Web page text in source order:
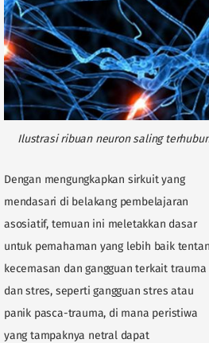
Ilustrasi ribuan neuron saling
Dengan mengungkapkan sirkuit yang
mendasari di belakang pembelajaran
asosiatif, temuan ini meletakkan dasar
untuk pemahaman yang lebih baik
kecemasan dan gangguan terkait trauma
dan stres, seperti gangguan stres atau
panik pasca-trauma, di mana peristiwa
yang tampaknya netral dapat